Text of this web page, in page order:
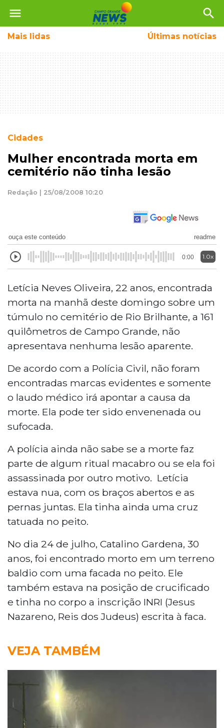
menu search
Mais lidas Últimas notícias
Cidades
Mulher encontrada morta em
cemitério não tinha lesão
Redação | 25/08/2008 10:20
ouça este conteúdo readme
0:00 1.0x
Letícia Neves Oliveira, 22 anos, encontrada
morta na manhã deste domingo sobre um
túmulo no cemitério de Rio Brilhante, a 161
quilômetros de Campo Grande, não
apresentava nenhuma lesão aparente.
De acordo com a Polícia Civil, não foram
encontradas marcas evidentes e somente
o laudo médico irá apontar a causa da
morte. Ela pode ter sido envenenada ou
sufocada.
A polícia ainda não sabe se a morte faz
parte de algum ritual macabro ou se ela foi
assassinada por outro motivo. Letícia
estava nua, com os braços abertos e as
pernas juntas. Ela tinha ainda uma cruz
tatuada no peito.
No dia 24 de julho, Catalino Gardena, 30
anos, foi encontrado morto em um terreno
baldio com uma facada no peito. Ele
também estava na posição de crucificado
e tinha no corpo a inscrição INRI (Jesus
Nazareno, Reis dos Judeus) escrita à faca.
VEJA TAMBÉM